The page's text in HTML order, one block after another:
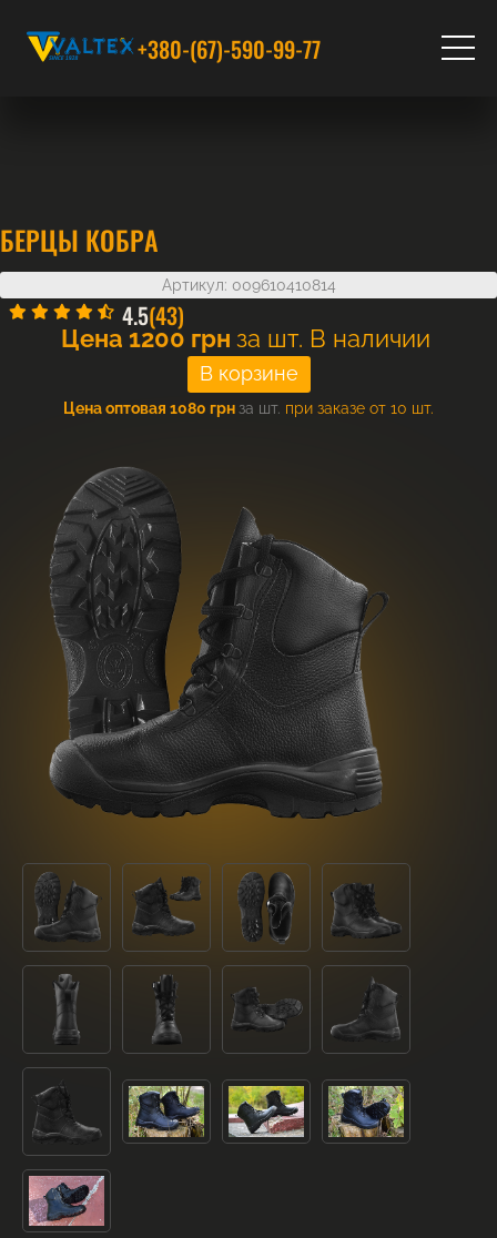
+380-(67)-590-99-77
БЕРЦЫ КОБРА
Артикул: 009610410814
4.5(43)
Цена 1200 грн за шт. В наличии
Цена оптовая 1080 грнза шт. при заказе от 10 шт.